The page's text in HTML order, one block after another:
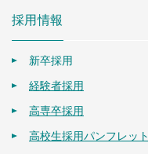
採用情報
新卒採用
経験者採用
高専卒採用
高校生採用パンフレット